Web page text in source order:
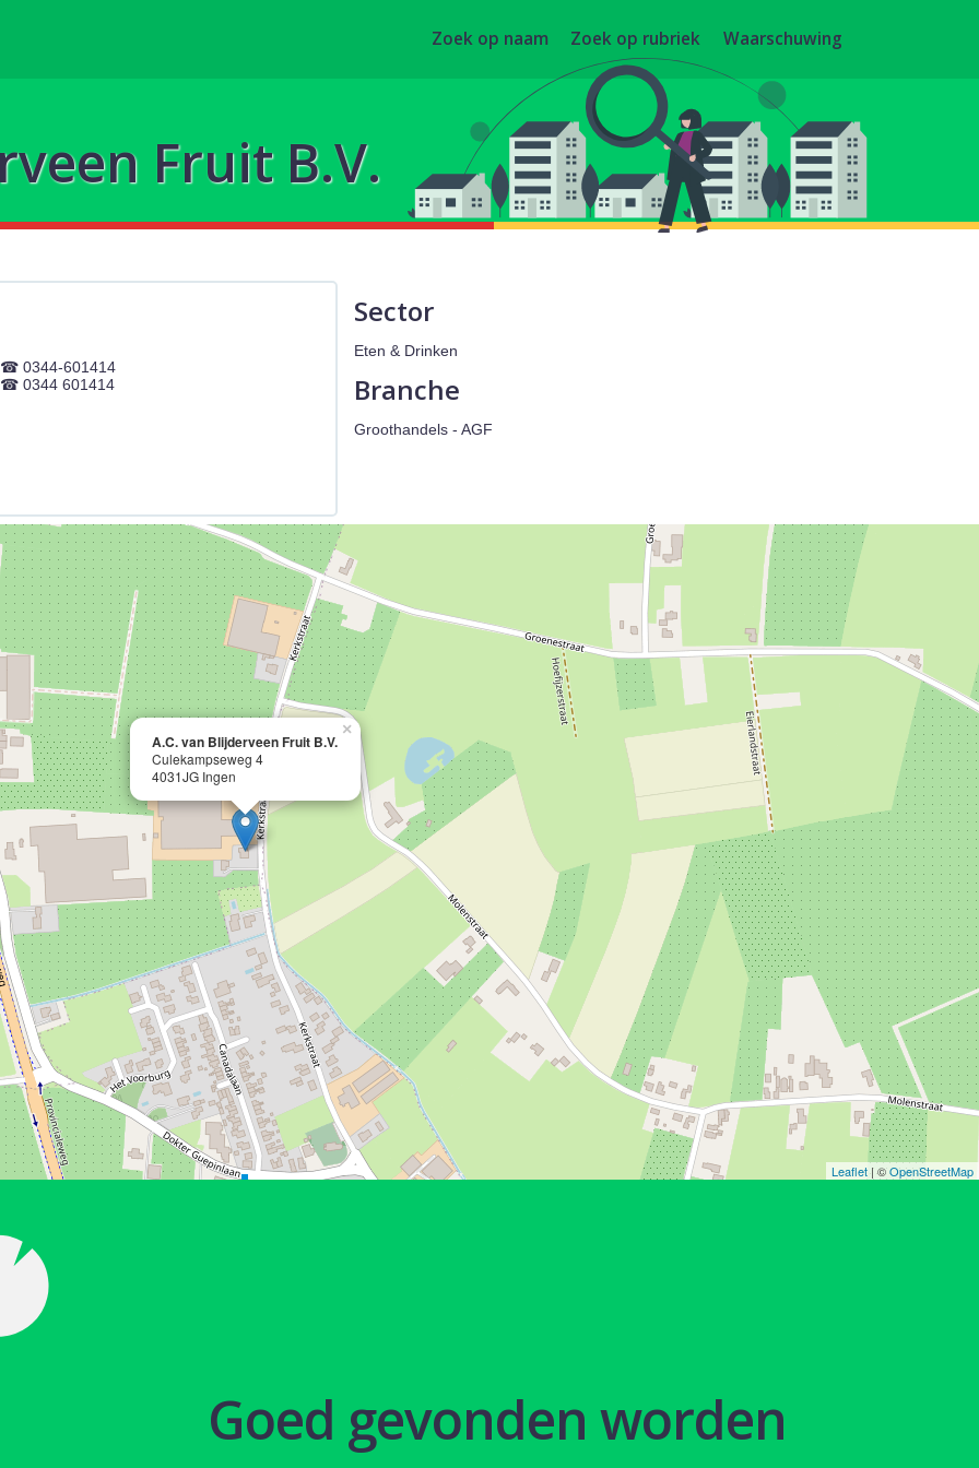
Zoek op naam Zoek op rubriek Waarschuwing
Fruit B.V.
0344-601414
0344 601414
Sector
Eten & Drinken
Branche
Groothandels - AGF
A.C. van Blijderveen Fruit B.V.
Culekampseweg 4
4031JG Ingen
×
Leaflet| ©OpenStreetMap
Goed gevonden worden